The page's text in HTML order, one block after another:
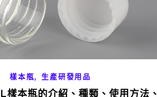
樣本瓶,生產研發用品
樣本瓶的介紹、種類、使用方法、